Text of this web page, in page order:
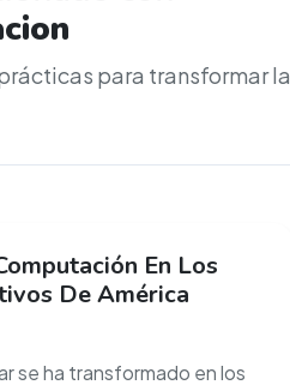
para transformar la
En Los
De América
se ha transformado en los